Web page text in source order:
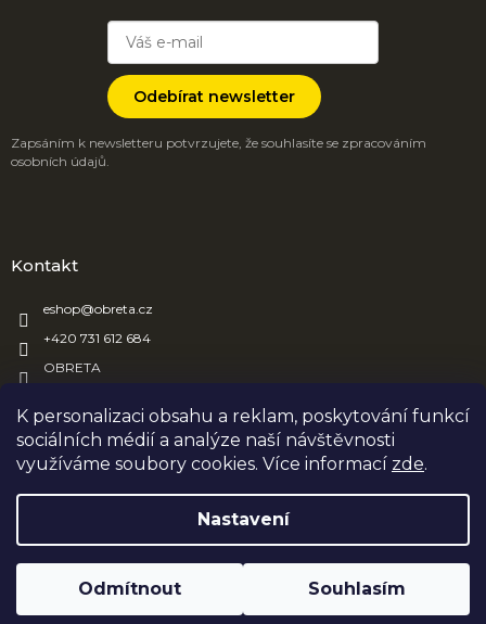
K personalizaci obsahu a reklam, poskytování funkcí
sociálních médií a analýze naší návštěvnosti
využíváme soubory cookies. Více informací zde.
Nastavení
Odmítnout Souhlasím
Odebírat newsletter
Zapsáním k newsletteru potvrzujete, že souhlasíte se zpracováním
osobních údajů.
Kontakt
eshop@obreta.cz
+420 731 612 684
OBRETA
Vytvořil Shoptet